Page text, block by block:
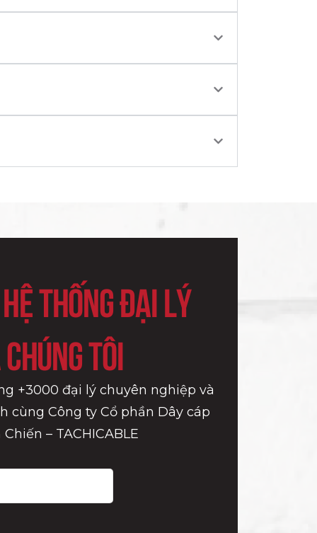
Thống Đại Lý
Tôi
+3000 đại lý chuyên nghiệp và
cùng Công ty Cổ phần Dây cáp
– TACHICABLE